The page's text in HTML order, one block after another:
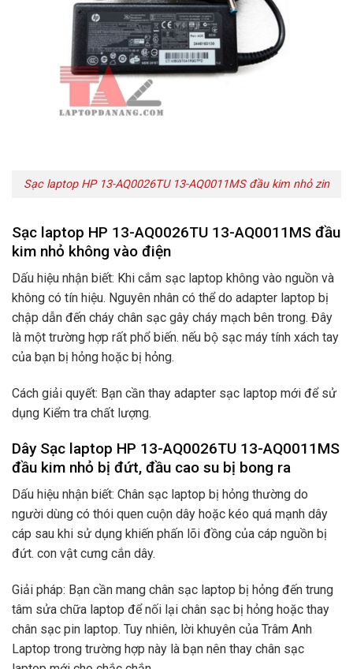
Sạc laptop HP 13-AQ0026TU 13-AQ0011MS đầu kim nhỏ zin
Sạc laptop HP 13-AQ0026TU 13-AQ0011MS đầu
kim nhỏ không vào điện
Dấu hiệu nhận biết: Khi cắm sạc laptop không vào nguồn và
không có tín hiệu. Nguyên nhân có thể do adapter laptop bị
chập dẫn đến cháy chân sạc gây cháy mạch bên trong. Đây
là một trường hợp rất phổ biến. nếu bộ sạc máy tính xách tay
của bạn bị hỏng hoặc bị hỏng.
Cách giải quyết: Bạn cần thay adapter sạc laptop mới để sử
dụng Kiểm tra chất lượng.
Dây Sạc laptop HP 13-AQ0026TU 13-AQ0011MS
đầu kim nhỏ bị đứt, đầu cao su bị bong ra
Dấu hiệu nhận biết: Chân sạc laptop bị hỏng thường do
người dùng có thói quen cuộn dây hoặc kéo quá mạnh dây
cáp sau khi sử dụng khiến phấn lõi đồng của cáp nguồn bị
đứt. con vật cưng cắn dây.
Giải pháp: Bạn cần mang chân sạc laptop bị hỏng đến trung
tâm sửa chữa laptop để nối lại chân sạc bị hỏng hoặc thay
chân sạc pin laptop. Tuy nhiên, lời khuyên của Trâm Anh
Laptop trong trường hợp này là bạn nên thay chân sạc